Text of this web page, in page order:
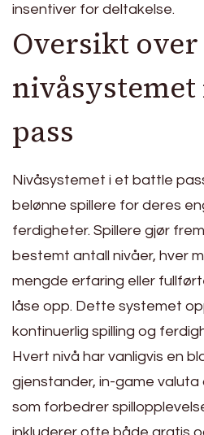
insentiver for deltakelse.
Oversikt over
pass
Nivåsystemet i et battle
belønne spillere for deres
ferdigheter. Spillere gjør
bestemt antall nivåer, hver
mengde erfaring eller
låse opp. Dette systemet
kontinuerlig spilling og
Hvert nivå har vanligvis en
gjenstander, in-game
som forbedrer